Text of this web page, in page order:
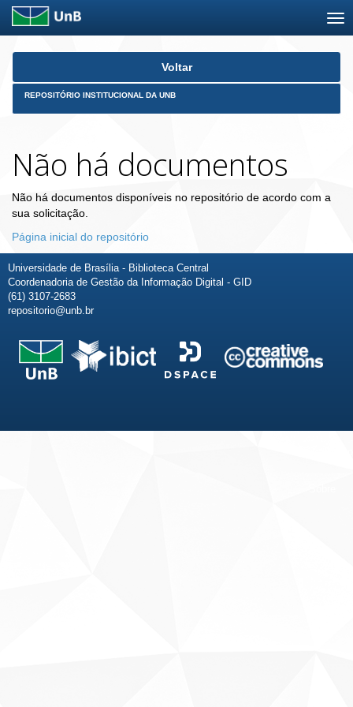
Skip
Voltar
REPOSITÓRIO INSTITUCIONAL DA UNB
Não há documentos
Não há documentos disponíveis no repositório de acordo com a
sua solicitação.
Página inicial do repositório
Universidade de Brasília - Biblioteca Central
Coordenadoria de Gestão da Informação Digital - GID
(61) 3107-2683
repositorio@unb.br